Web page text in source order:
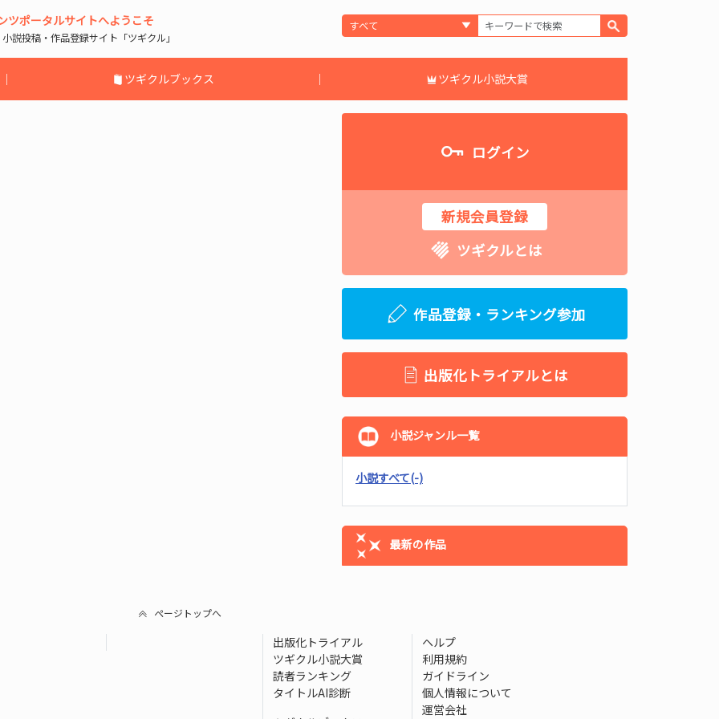
ツポータルサイトへようこそ
説投稿・作品登録サイト「ツギクル」
｜ ツギクルブックス ｜ ツギクル小説大賞
ログイン
新規会員登録
ツギクルとは
作品登録・ランキング参加
出版化トライアルとは
小説ジャンル一覧
小説すべて(-)
最新の作品
ページトップへ
出版化トライアル
ツギクル小説大賞
読者ランキング
タイトルAI診断
ヘルプ
利用規約
ガイドライン
個人情報について
運営会社